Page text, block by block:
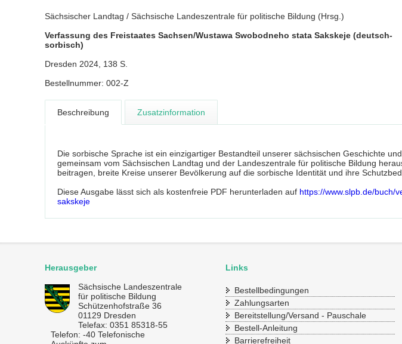
Sächsischer Landtag / Sächsische Landeszentrale für politische Bildung (Hrsg.)
Verfassung des Freistaates Sachsen/Wustawa Swobodneho stata Sakskeje (deutsch-
sorbisch)
Dresden 2024, 138 S.
Bestellnummer: 002-Z
Beschreibung Zusatzinformation
Die sorbische Sprache ist ein einzigartiger Bestandteil unserer sächsischen Geschichte
gemeinsam vom Sächsischen Landtag und der Landeszentrale für politische Bildung
beitragen, breite Kreise unserer Bevölkerung auf die sorbische Identität und ihre
Diese Ausgabe lässt sich als kostenfreie PDF herunterladen auf https://www.slpb.de/buch/
sakskeje
Herausgeber
Sächsische Landeszentrale
für politische Bildung
Schützenhofstraße 36
01129 Dresden
Telefax: 0351 85318-55
Telefon: -40 Telefonische
Links
Bestellbedingungen
Zahlungsarten
Bereitstellung/Versand - Pauschale
Bestell-Anleitung
Barrierefreiheit